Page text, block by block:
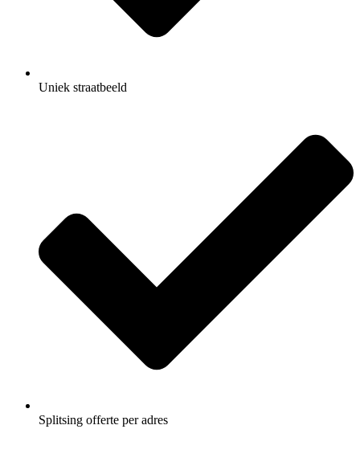
Uniek straatbeeld
Splitsing offerte per adres